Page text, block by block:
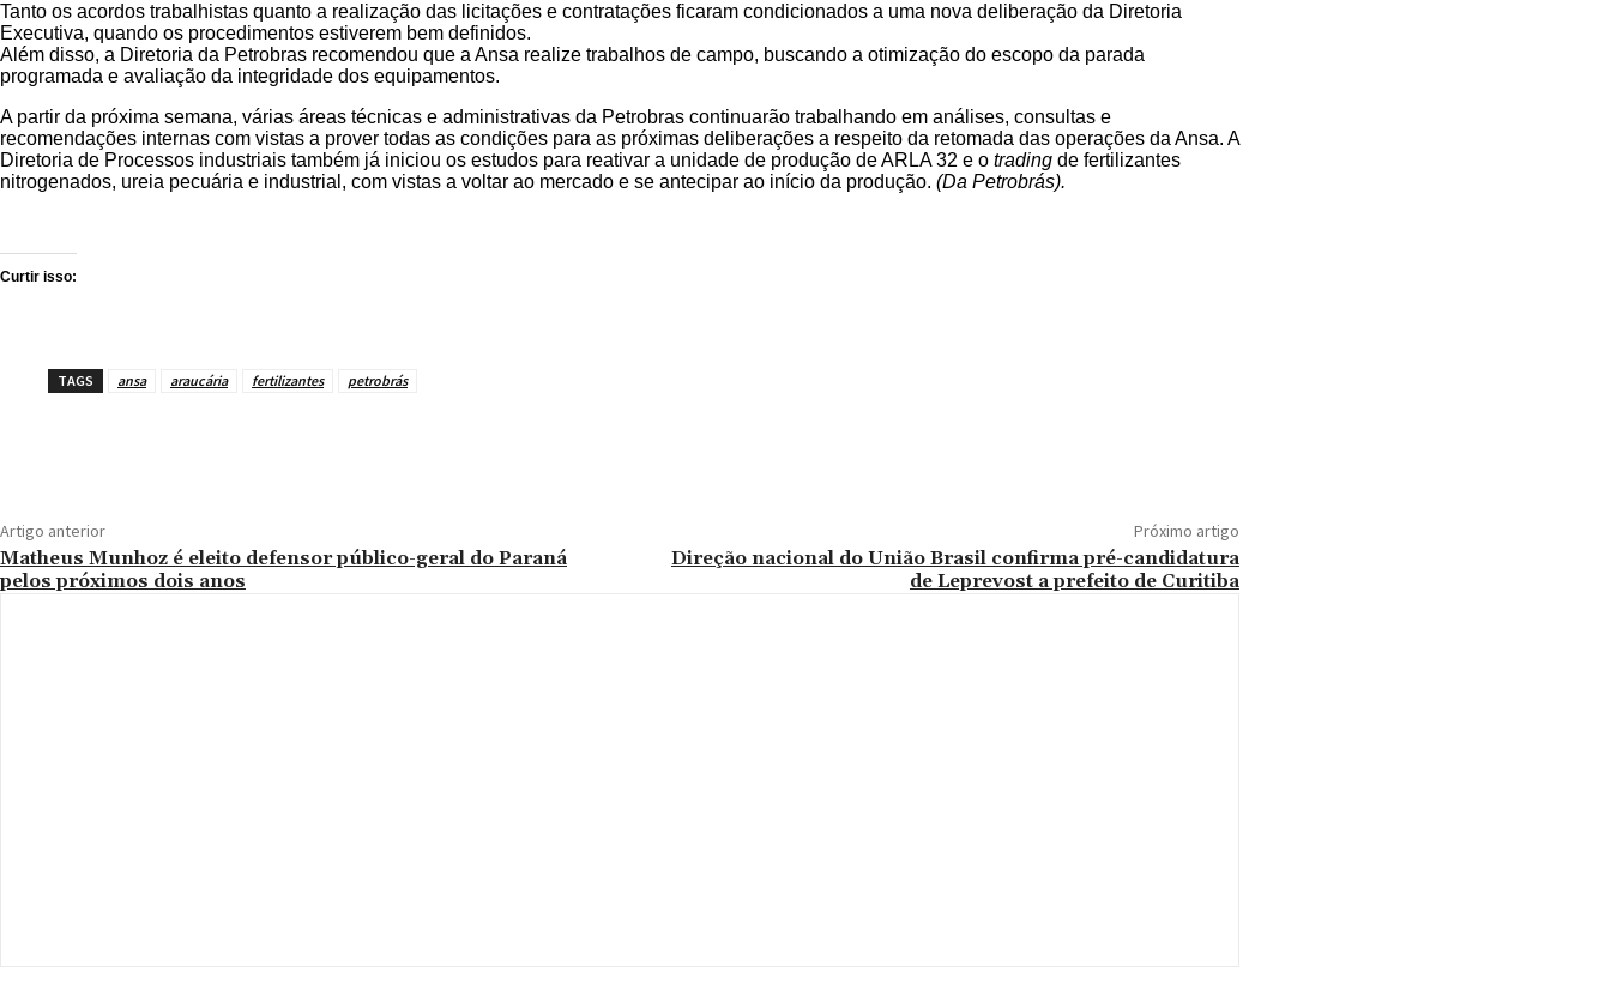
Tanto os acordos trabalhistas quanto a realização das licitações e contratações ficaram condicionados a uma nova deliberação da Diretoria
Executiva, quando os procedimentos estiverem bem definidos.
Além disso, a Diretoria da Petrobras recomendou que a Ansa realize trabalhos de campo, buscando a otimização do escopo da parada
programada e avaliação da integridade dos equipamentos.
A partir da próxima semana, várias áreas técnicas e administrativas da Petrobras continuarão trabalhando em análises, consultas e
recomendações internas com vistas a prover todas as condições para as próximas deliberações a respeito da retomada das operações da Ansa. A
Diretoria de Processos industriais também já iniciou os estudos para reativar a unidade de produção de ARLA 32 e o trading de fertilizantes
nitrogenados, ureia pecuária e industrial, com vistas a voltar ao mercado e se antecipar ao início da produção. (Da Petrobrás).
Curtir isso:
TAGS ansa araucária fertilizantes petrobrás
Artigo anterior
Matheus Munhoz é eleito defensor público-geral do Paraná
pelos próximos dois anos
Próximo artigo
Direção nacional do União Brasil confirma pré-candidatura
de Leprevost a prefeito de Curitiba